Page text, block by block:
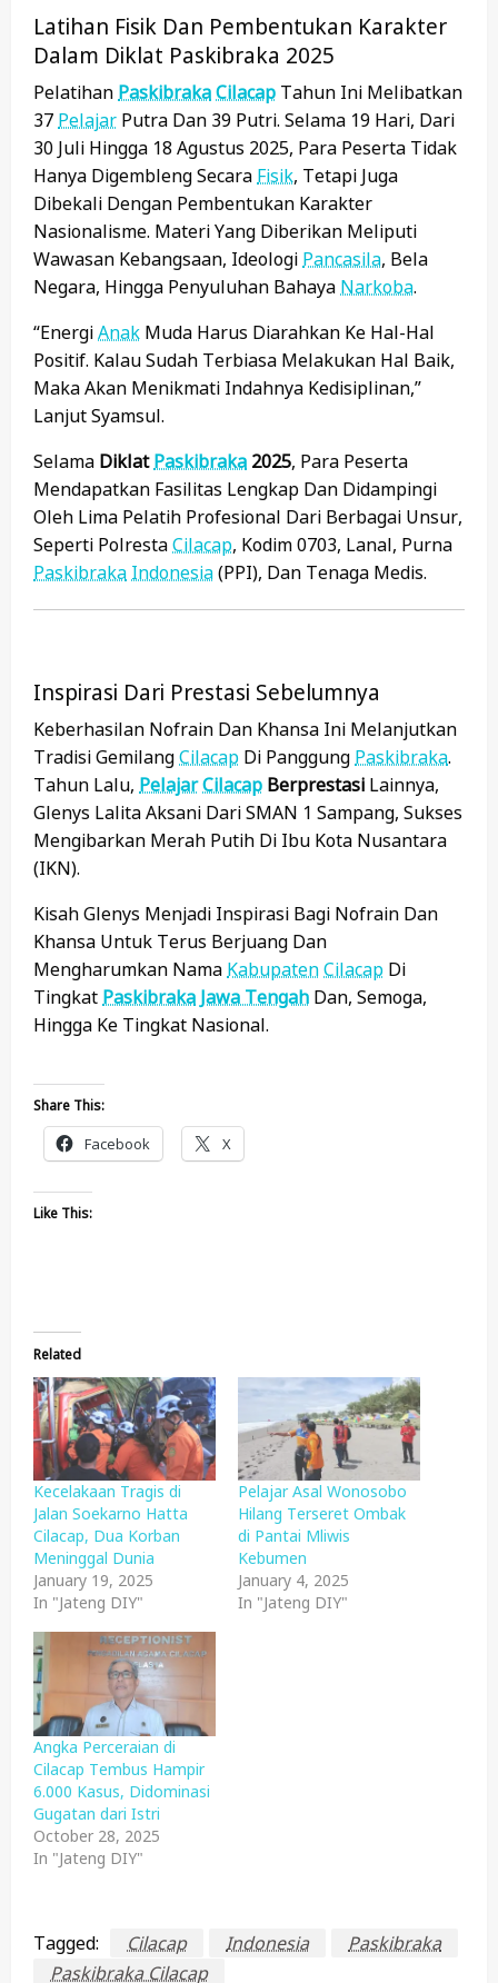
Latihan Fisik Dan Pembentukan Karakter
Dalam Diklat Paskibraka 2025
Pelatihan PaskibrakaCilacap Tahun Ini Melibatkan
37 Pelajar Putra Dan 39 Putri. Selama 19 Hari, Dari
30 Juli Hingga 18 Agustus 2025, Para Peserta Tidak
Hanya Digembleng Secara Fisik, Tetapi Juga
Dibekali Dengan Pembentukan Karakter
Nasionalisme. Materi Yang Diberikan Meliputi
Wawasan Kebangsaan, Ideologi Pancasila, Bela
Negara, Hingga Penyuluhan Bahaya Narkoba.
“EnergiAnak Muda Harus Diarahkan Ke Hal-Hal
Positif. Kalau Sudah Terbiasa Melakukan Hal Baik,
Maka Akan Menikmati Indahnya Kedisiplinan,”
Lanjut Syamsul.
Selama DiklatPaskibraka 2025, Para Peserta
Mendapatkan Fasilitas Lengkap Dan Didampingi
Oleh Lima Pelatih Profesional Dari Berbagai Unsur,
Seperti PolrestaCilacap, Kodim 0703, Lanal, Purna
Paskibraka Indonesia(PPI), Dan Tenaga Medis.
Inspirasi Dari Prestasi Sebelumnya
Keberhasilan Nofrain Dan Khansa Ini Melanjutkan
Tradisi GemilangCilacap Di Panggung Paskibraka.
Tahun Lalu, PelajarCilacap Berprestasi Lainnya,
Glenys Lalita Aksani Dari SMAN 1 Sampang, Sukses
Mengibarkan Merah Putih Di Ibu Kota Nusantara
(IKN).
Kisah Glenys Menjadi Inspirasi Bagi Nofrain Dan
Khansa Untuk Terus Berjuang Dan
Mengharumkan Nama KabupatenCilacap Di
Tingkat Paskibraka Jawa Tengah Dan, Semoga,
Hingga Ke Tingkat Nasional.
Share This:
Facebook X
Like This:
Related
Kecelakaan Tragis di
Jalan Soekarno Hatta
Cilacap, Dua Korban
Meninggal Dunia
January 19, 2025
In "Jateng DIY"
Pelajar Asal Wonosobo
Hilang Terseret Ombak
di Pantai Mliwis
Kebumen
January 4, 2025
In "Jateng DIY"
Angka Perceraian di
Cilacap Tembus Hampir
6.000 Kasus, Didominasi
Gugatan dari Istri
October 28, 2025
In "Jateng DIY"
Tagged: Cilacap Indonesia
Paskibraka
Paskibraka Cilacap